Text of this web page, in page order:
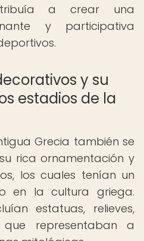
a crear una
y participativa
y su
estadios de la
Grecia también se
rica ornamentación y
los cuales tenían un
en la cultura griega.
estatuas, relieves,
representaban a